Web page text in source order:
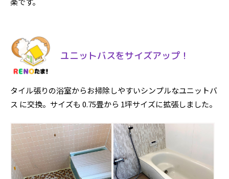
ユニットバスをサイズアップ！
タイル張りの浴室からお掃除しやすいシンプルなユニットバ
ス に交換。サイズも 0.75畳から 1坪サイズに拡張しました。